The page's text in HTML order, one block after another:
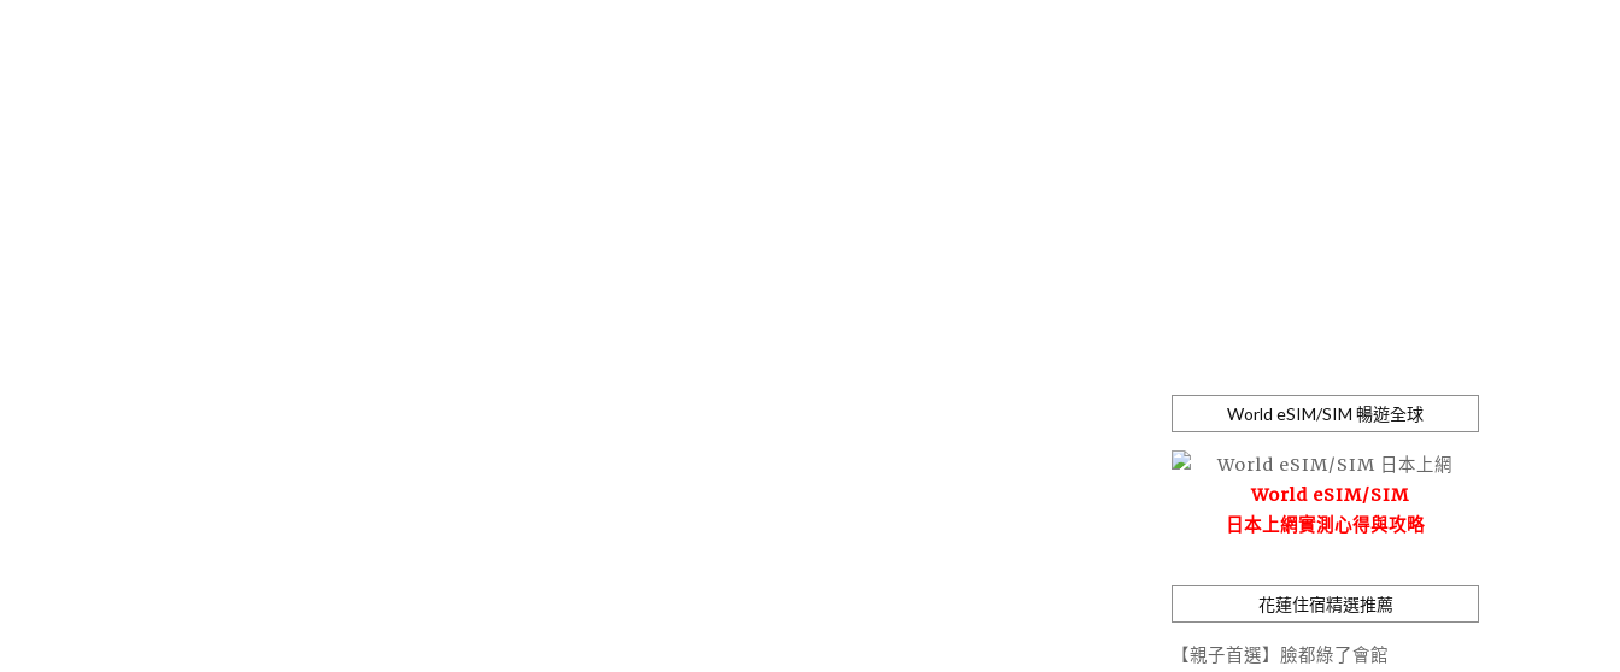
World eSIM/SIM 暢遊全球
World eSIM/SIM
日本上網實測心得與攻略
花蓮住宿精選推薦
【親子首選】臉都綠了會館